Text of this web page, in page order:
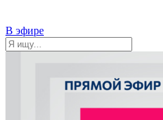
В эфире